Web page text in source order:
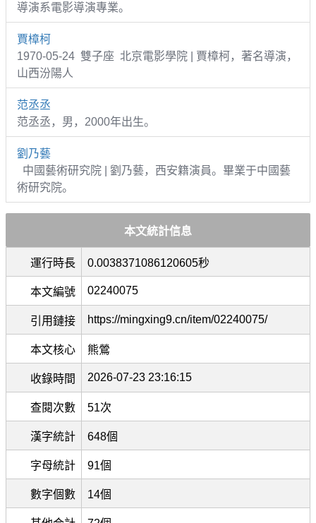
導演系電影導演專業。
賈樟柯
1970-05-24 雙子座 北京電影學院 | 賈樟柯，著名導演，
山西汾陽人
范丞丞
范丞丞，男，2000年出生。
劉乃藝
中國藝術研究院 | 劉乃藝，西安籍演員。畢業于中國藝
術研究院。
本文統計信息
運行時長 0.0038371086120605秒
本文編號 02240075
引用鏈接 https://mingxing9.cn/item/02240075/
本文核心 熊鶯
收錄時間 2026-07-23 23:16:15
查閱次數 51次
漢字統計 648個
字母統計 91個
數字個數 14個